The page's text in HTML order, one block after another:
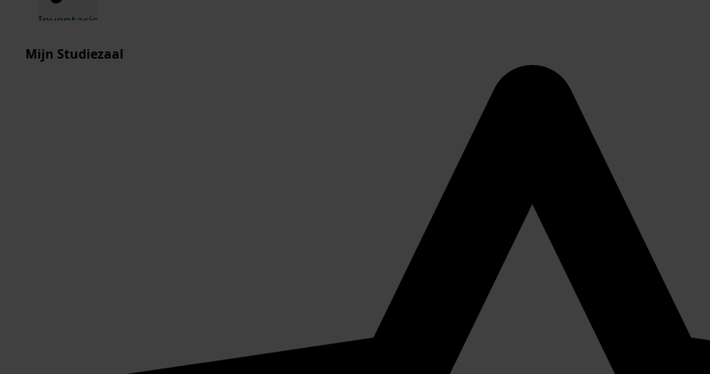
Inventaris
Mijn Studiezaal